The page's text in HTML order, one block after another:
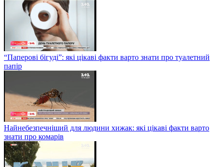
“Паперові бігуді”: які цікаві факти варто знати про туалетний
папір
Найнебезпечніший для людини хижак: які цікаві факти варто
знати про комарів